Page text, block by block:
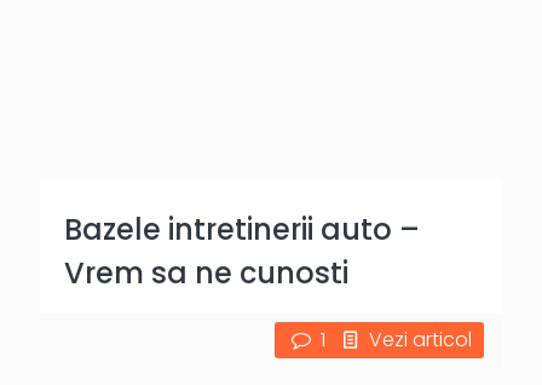
Bazele intretinerii auto –
Vrem sa ne cunosti
1 Vezi articol